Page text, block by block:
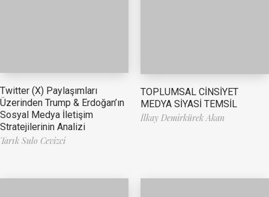
Twitter (X) Paylaşımları
Üzerinden Trump & Erdoğan’ın
Sosyal Medya İletişim
Stratejilerinin Analizi
Tarık Sulo Cevizci
TOPLUMSAL CİNSİYET
MEDYA SİYASİ TEMSİL
İlkay Demirkürek Akan